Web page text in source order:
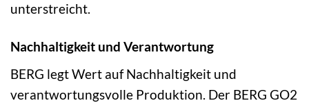
unterstreicht.
Nachhaltigkeit und Verantwortung
BERG legt Wert auf Nachhaltigkeit und
verantwortungsvolle Produktion. Der BERG GO2